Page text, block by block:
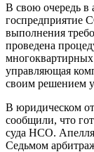
В свою очередь в
госпредприятие
выполнения
проведена
управляющая
своим решением
В юридическом
сообщили, что
суда НСО.
Седьмом